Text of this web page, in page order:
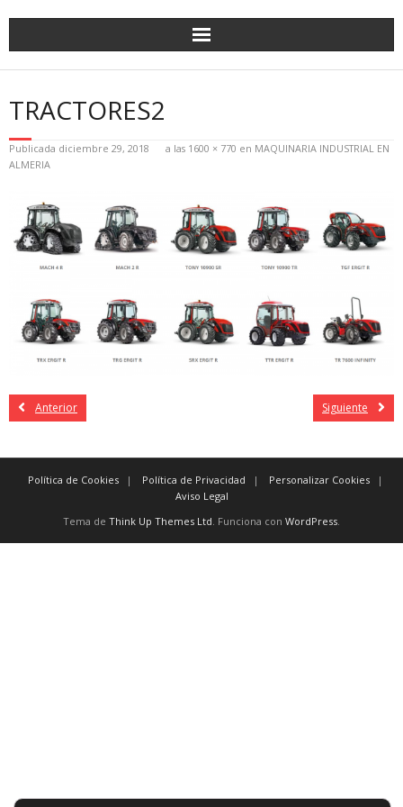
TRACTORES2
Publicada diciembre 29, 2018 a las 1600 × 770 en MAQUINARIA INDUSTRIAL EN
ALMERIA
Anterior Siguiente
Política de Cookies Política de Privacidad
Personalizar Cookies
Aviso Legal
Tema de Think Up Themes Ltd. Funciona con WordPress.